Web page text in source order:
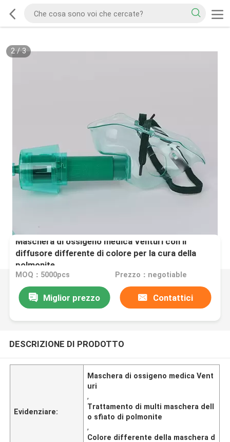
2/3
Maschera di ossigeno medica Venturi con il
diffusore differente di colore per la cura della
polmonite
MOQ：5000pcs Prezzo：negotiable
Miglior prezzo Contattici
DESCRIZIONE DI PRODOTTO
Evidenziare:
Maschera di ossigeno medica Vent
uri
,
Trattamento di multi maschera dell
o sfiato di polmonite
,
Colore differente della maschera d